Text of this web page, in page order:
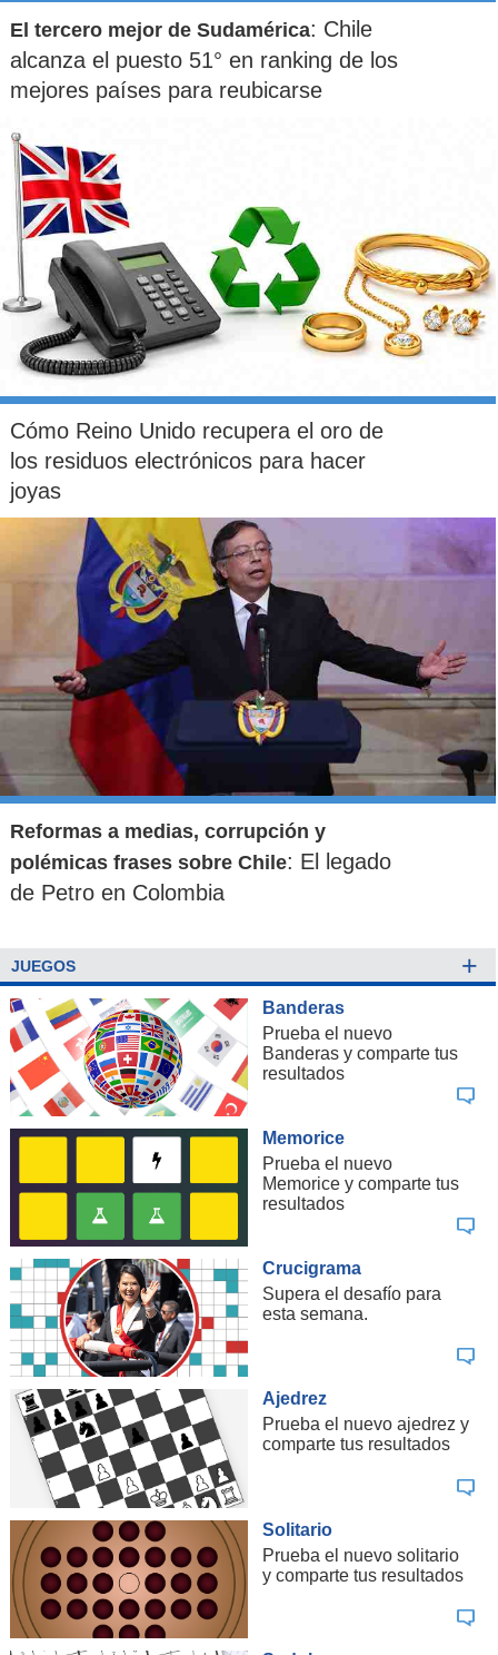
El tercero mejor de Sudamérica: Chile
alcanza el puesto 51° en ranking de los
mejores países para reubicarse
Cómo Reino Unido recupera el oro de
los residuos electrónicos para hacer
joyas
Reformas a medias, corrupción y
polémicas frases sobre Chile: El legado
de Petro en Colombia
JUEGOS +
Banderas
Prueba el nuevo
Banderas y comparte tus
resultados
Memorice
Prueba el nuevo
Memorice y comparte tus
resultados
Crucigrama
Supera el desafío para
esta semana.
Ajedrez
Prueba el nuevo ajedrez y
comparte tus resultados
Solitario
Prueba el nuevo solitario
y comparte tus resultados